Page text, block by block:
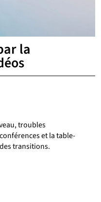
la
troubles
et la table-
transitions.